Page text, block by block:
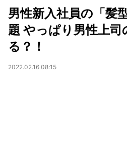
男性新入社員の「髪
題 やっぱり男性上司
る？！
2022.02.16 08:15